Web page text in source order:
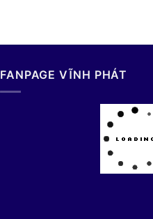
FANPAGE VĨNH PHÁT